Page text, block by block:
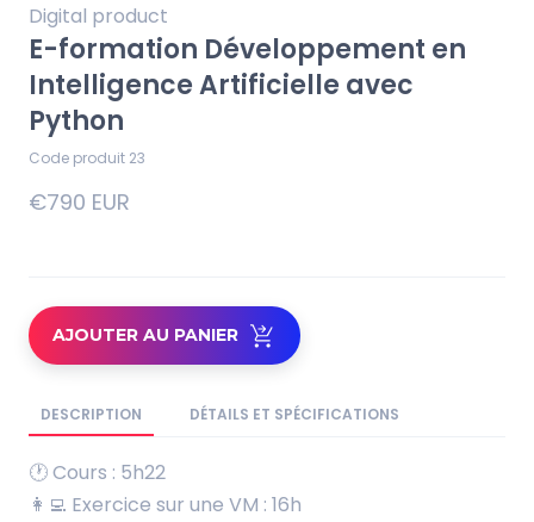
Digital product
E-formation Développement en
Intelligence Artificielle avec
Python
Code produit 23
€790 EUR
AJOUTER AU PANIER
DESCRIPTION DÉTAILS ET SPÉCIFICATIONS
🕐 Cours : 5h22
👩‍💻 Exercice sur une VM : 16h